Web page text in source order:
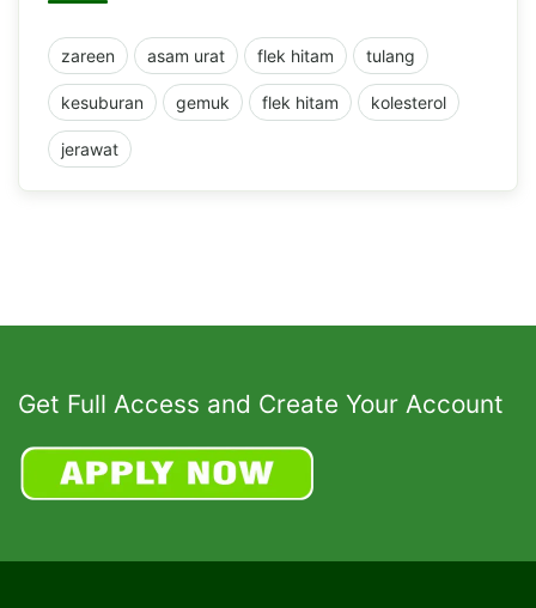
zareen asam urat flek hitam tulang
kesuburan gemuk flek hitam kolesterol
jerawat
Get Full Access and Create Your Account